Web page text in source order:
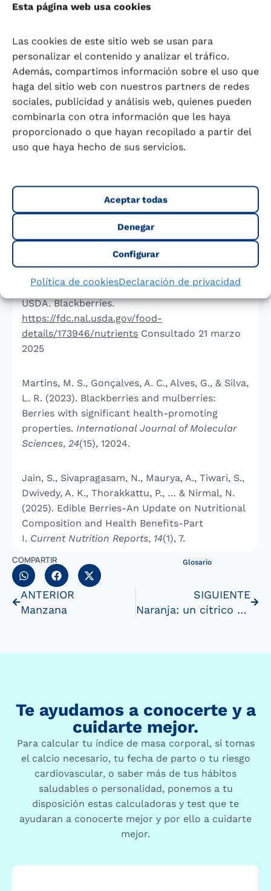
Esta página web usa cookies
Las cookies de este sitio web se usan para
personalizar el contenido y analizar el tráfico.
Además, compartimos información sobre el uso que
haga del sitio web con nuestros partners de redes
sociales, publicidad y análisis web, quienes pueden
combinarla con otra información que les haya
proporcionado o que hayan recopilado a partir del
uso que haya hecho de sus servicios.
Aceptar todas
Denegar
Configurar
Política de cookiesDeclaración de privacidad
reduce los radicales libres y compuestos
saludable.
—————————————-
Original de Dª. María del Carmen Moreu Burgos,
Farmacéutica y Tecnóloga de los Alimentos,
Diplomada en Nutrición.
Bernal-Rivas.Nutricionista-Dietista, Máster en
Nutrición Humana y Doctora en Ciencias.
Referencias
USDA. Blackberries.
https://fdc.nal.usda.gov/food-
details/173946/nutrients Consultado 21 marzo
2025
Martins, M. S., Gonçalves, A. C., Alves, G., & Silva,
L. R. (2023). Blackberries and mulberries:
Berries with significant health-promoting
properties. International Journal of Molecular
Sciences, 24(15), 12024.
Jain, S., Sivapragasam, N., Maurya, A., Tiwari, S.,
Dwivedy, A. K., Thorakkattu, P., … & Nirmal, N.
(2025). Edible Berries-An Update on Nutritional
Composition and Health Benefits-Part
I. Current Nutrition Reports, 14(1), 7.
COMPARTIR Glosario
ANTERIOR
Manzana
SIGUIENTE
Naranja: un cítrico de sabor y tradición
Te ayudamos a conocerte y a
cuidarte mejor.
Para calcular tu índice de masa corporal, si tomas
el calcio necesario, tu fecha de parto o tu riesgo
cardiovascular, o saber más de tus hábitos
saludables o personalidad, ponemos a tu
disposición estas calculadoras y test que te
ayudaran a conocerte mejor y por ello a cuidarte
mejor.